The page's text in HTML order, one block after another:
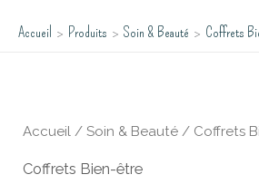
Accueil Produits Soin & Beauté Coffrets
Accueil /Soin & Beauté / Coffrets
Coffrets Bien-être